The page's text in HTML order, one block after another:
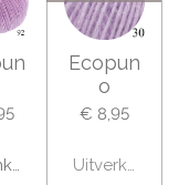
Ecopun
o
€ 8,95
Uitverkocht